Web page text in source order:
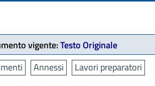
vigente:Testo Originale
Annessi Lavori preparatori